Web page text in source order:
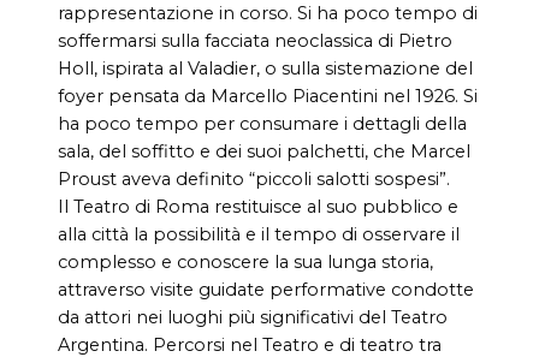
rappresentazione in corso. Si ha poco tempo di
soffermarsi sulla facciata neoclassica di Pietro
Holl, ispirata al Valadier, o sulla sistemazione del
foyer pensata da Marcello Piacentini nel 1926. Si
ha poco tempo per consumare i dettagli della
sala, del soffitto e dei suoi palchetti, che Marcel
Proust aveva definito “piccoli salotti sospesi”.
Il Teatro di Roma restituisce al suo pubblico e
alla città la possibilità e il tempo di osservare il
complesso e conoscere la sua lunga storia,
attraverso visite guidate performative condotte
da attori nei luoghi più significativi del Teatro
Argentina. Percorsi nel Teatro e di teatro tra